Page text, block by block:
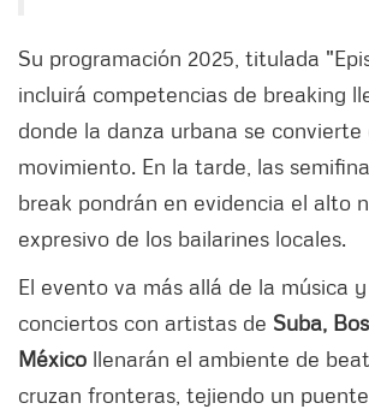
Su programación 2025, titulada
incluirá competencias de breaking
donde la danza urbana se
movimiento. En la tarde, las
break pondrán en evidencia el alto
expresivo de los bailarines locales.
El evento va más allá de la música
conciertos con artistas de Suba,
México llenarán el ambiente de
cruzan fronteras, tejiendo un